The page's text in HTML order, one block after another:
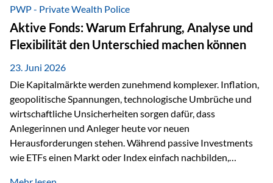
Nostalgie dar, sondern ist die modernste und strategisch
klügste Antwort auf globale Instabilität. Physische Werte
und der richtige Rechtsstandort sind heute keine bloße
Option mehr, sondern eine strategische Notwendigkeit. 1.
Der massive Aufwand hinter einem winzigen…
PWP - Private Wealth Police
Aktive Fonds: Warum Erfahrung, Analyse und
Flexibilität den Unterschied machen können
23. Juni 2026
Die Kapitalmärkte werden zunehmend komplexer. Inflation,
geopolitische Spannungen, technologische Umbrüche und
wirtschaftliche Unsicherheiten sorgen dafür, dass
Anlegerinnen und Anleger heute vor neuen
Herausforderungen stehen. Während passive Investments
wie ETFs einen Markt oder Index einfach nachbilden,